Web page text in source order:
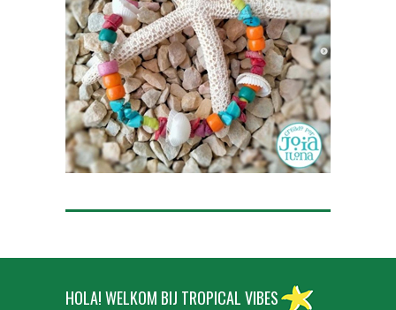
HOLA! WELKOM BIJ TROPICAL VIBES